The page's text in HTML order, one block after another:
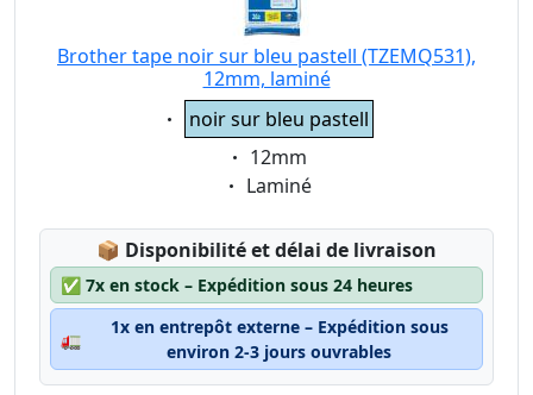
Brother tape noir sur bleu pastell (TZEMQ531),
12mm, laminé
Eigenschaft:
noir sur bleu pastell
Eigenschaft:
12mm
Eigenschaft:
Laminé
📦 Lagerstatus:
Disponibilité et délai de livraison
✅ 7x en stock – Expédition sous 24 heures
🚛
1x en entrepôt externe – Expédition sous
environ 2-3 jours ouvrables